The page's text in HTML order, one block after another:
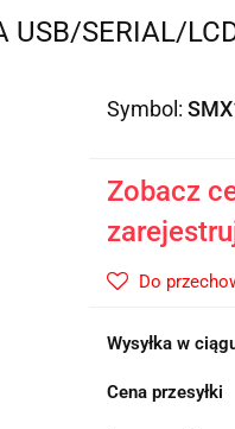
USB/SERIAL/
Symbol:
Zobacz
Do
Wysyłka w
Cena przesyłki